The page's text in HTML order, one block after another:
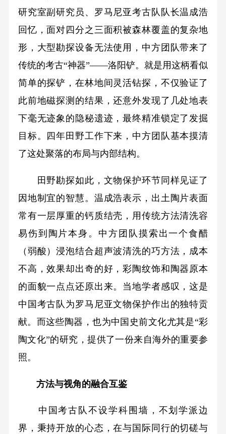
研究室副研究员、罗马尼亚考古队队长温成浩
回忆，面对四分之三面积被森林覆盖的复杂地
形，大型勘探设备无法使用，中方团队带来了
传统的考古“神器”——洛阳铲。就是用这柄看似
简单的探铲，在林地间灵活钻探，不仅验证了
此前地磁探测的结果，还意外发现了几处地表
下毫无迹象的隐秘遗迹，最终精准锁定了发掘
目标。四年田野工作下来，中方团队基本摸清
了这处聚落的布局与内部结构。
田野勘探如此，文物保护环节同样见证了
因地制宜的智慧。温成浩表示，出土陶片表面
常有一层厚重的钙质结壳，用传统方法清洗容
易伤到陶片本身。中方团队摸索出一个食醋
（弱酸）浸泡结合超声波清洗的巧方法，成本
不高，效果却出奇的好，彩陶纹饰和陶器原本
的面貌一点点还原出来。当地学者感叹，这是
中国考古队为罗马尼亚文物保护作出的独特贡
献。而这些陶器，也为中国史前文化尤其是“彩
陶文化”的研究，提供了一份来自海外的重要参
照。
方法与视角的融合互鉴
中国考古队不设学科围墙，不划学派边
界，秉持开放的心态，在与国际同行的切磋与